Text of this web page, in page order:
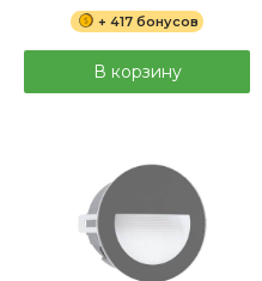
+ 417 бонусов
В корзину